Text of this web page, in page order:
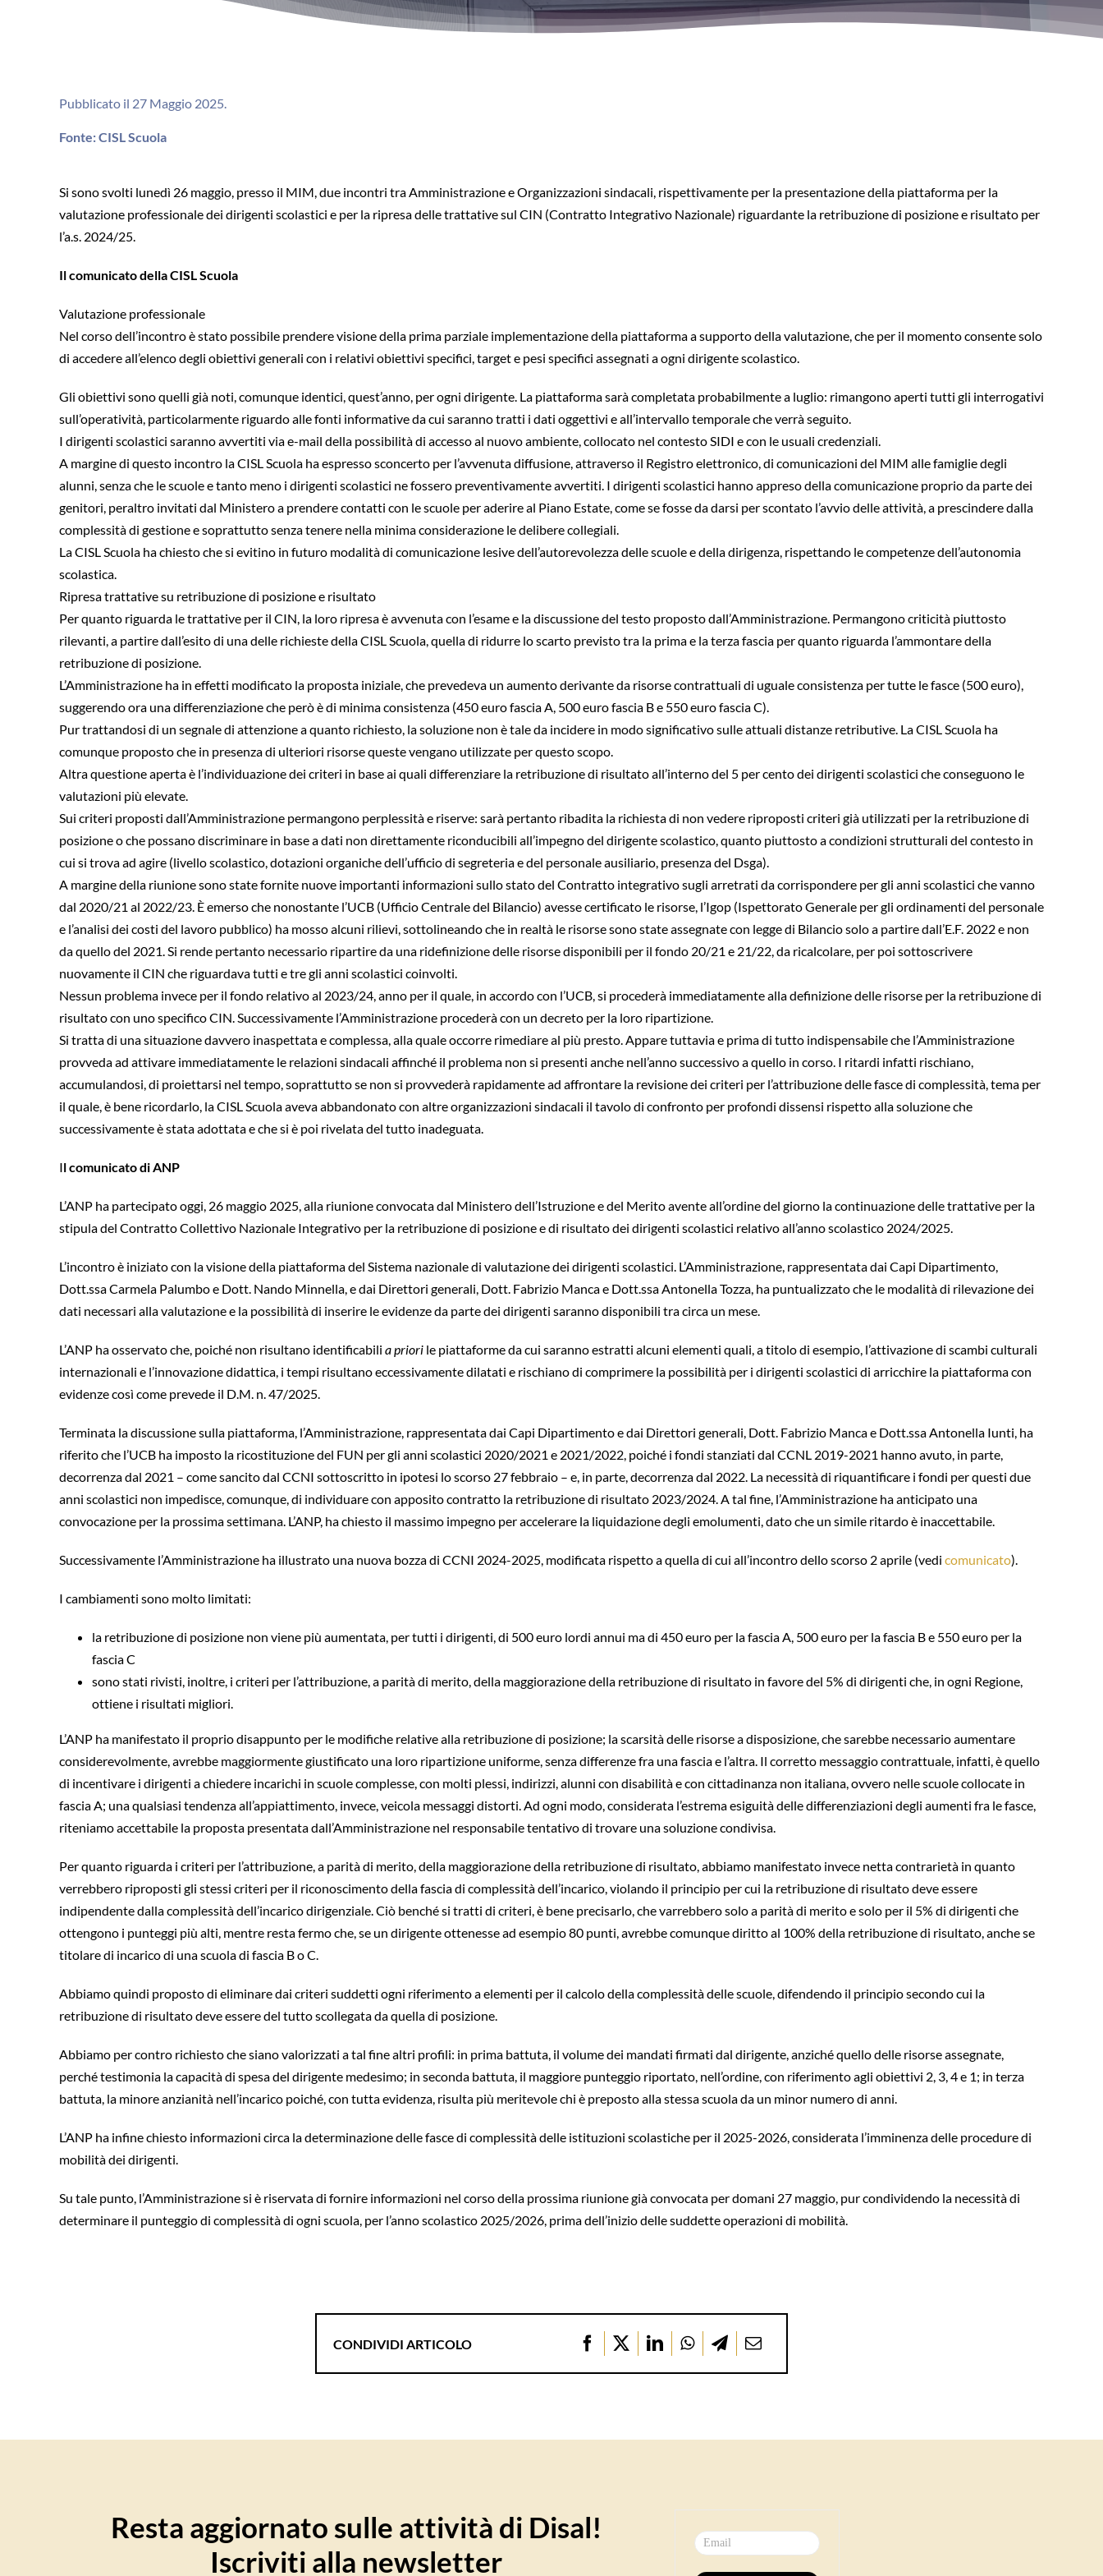
Pubblicato il 27 Maggio 2025.
Fonte: CISL Scuola
Si sono svolti lunedì 26 maggio, presso il MIM, due incontri tra Amministrazione e Organizzazioni sindacali, rispettivamente per la presentazione della piattaforma per la
valutazione professionale dei dirigenti scolastici e per la ripresa delle trattative sul CIN (Contratto Integrativo Nazionale) riguardante la retribuzione di posizione e risultato per
l’a.s. 2024/25.
Il comunicato della CISL Scuola
Valutazione professionale
Nel corso dell’incontro è stato possibile prendere visione della prima parziale implementazione della piattaforma a supporto della valutazione, che per il momento consente solo
di accedere all’elenco degli obiettivi generali con i relativi obiettivi specifici, target e pesi specifici assegnati a ogni dirigente scolastico.
Gli obiettivi sono quelli già noti, comunque identici, quest’anno, per ogni dirigente. La piattaforma sarà completata probabilmente a luglio: rimangono aperti tutti gli interrogativi
sull’operatività, particolarmente riguardo alle fonti informative da cui saranno tratti i dati oggettivi e all’intervallo temporale che verrà seguito.
I dirigenti scolastici saranno avvertiti via e-mail della possibilità di accesso al nuovo ambiente, collocato nel contesto SIDI e con le usuali credenziali.
A margine di questo incontro la CISL Scuola ha espresso sconcerto per l’avvenuta diffusione, attraverso il Registro elettronico, di comunicazioni del MIM alle famiglie degli
alunni, senza che le scuole e tanto meno i dirigenti scolastici ne fossero preventivamente avvertiti. I dirigenti scolastici hanno appreso della comunicazione proprio da parte dei
genitori, peraltro invitati dal Ministero a prendere contatti con le scuole per aderire al Piano Estate, come se fosse da darsi per scontato l’avvio delle attività, a prescindere dalla
complessità di gestione e soprattutto senza tenere nella minima considerazione le delibere collegiali.
La CISL Scuola ha chiesto che si evitino in futuro modalità di comunicazione lesive dell’autorevolezza delle scuole e della dirigenza, rispettando le competenze dell’autonomia
scolastica.
Ripresa trattative su retribuzione di posizione e risultato
Per quanto riguarda le trattative per il CIN, la loro ripresa è avvenuta con l’esame e la discussione del testo proposto dall’Amministrazione. Permangono criticità piuttosto
rilevanti, a partire dall’esito di una delle richieste della CISL Scuola, quella di ridurre lo scarto previsto tra la prima e la terza fascia per quanto riguarda l’ammontare della
retribuzione di posizione.
L’Amministrazione ha in effetti modificato la proposta iniziale, che prevedeva un aumento derivante da risorse contrattuali di uguale consistenza per tutte le fasce (500 euro),
suggerendo ora una differenziazione che però è di minima consistenza (450 euro fascia A, 500 euro fascia B e 550 euro fascia C).
Pur trattandosi di un segnale di attenzione a quanto richiesto, la soluzione non è tale da incidere in modo significativo sulle attuali distanze retributive. La CISL Scuola ha
comunque proposto che in presenza di ulteriori risorse queste vengano utilizzate per questo scopo.
Altra questione aperta è l’individuazione dei criteri in base ai quali differenziare la retribuzione di risultato all’interno del 5 per cento dei dirigenti scolastici che conseguono le
valutazioni più elevate.
Sui criteri proposti dall’Amministrazione permangono perplessità e riserve: sarà pertanto ribadita la richiesta di non vedere riproposti criteri già utilizzati per la retribuzione di
posizione o che possano discriminare in base a dati non direttamente riconducibili all’impegno del dirigente scolastico, quanto piuttosto a condizioni strutturali del contesto in
cui si trova ad agire (livello scolastico, dotazioni organiche dell’ufficio di segreteria e del personale ausiliario, presenza del Dsga).
A margine della riunione sono state fornite nuove importanti informazioni sullo stato del Contratto integrativo sugli arretrati da corrispondere per gli anni scolastici che vanno
dal 2020/21 al 2022/23. È emerso che nonostante l’UCB (Ufficio Centrale del Bilancio) avesse certificato le risorse, l’Igop (Ispettorato Generale per gli ordinamenti del personale
e l’analisi dei costi del lavoro pubblico) ha mosso alcuni rilievi, sottolineando che in realtà le risorse sono state assegnate con legge di Bilancio solo a partire dall’E.F. 2022 e non
da quello del 2021. Si rende pertanto necessario ripartire da una ridefinizione delle risorse disponibili per il fondo 20/21 e 21/22, da ricalcolare, per poi sottoscrivere
nuovamente il CIN che riguardava tutti e tre gli anni scolastici coinvolti.
Nessun problema invece per il fondo relativo al 2023/24, anno per il quale, in accordo con l’UCB, si procederà immediatamente alla definizione delle risorse per la retribuzione di
risultato con uno specifico CIN. Successivamente l’Amministrazione procederà con un decreto per la loro ripartizione.
Si tratta di una situazione davvero inaspettata e complessa, alla quale occorre rimediare al più presto. Appare tuttavia e prima di tutto indispensabile che l’Amministrazione
provveda ad attivare immediatamente le relazioni sindacali affinché il problema non si presenti anche nell’anno successivo a quello in corso. I ritardi infatti rischiano,
accumulandosi, di proiettarsi nel tempo, soprattutto se non si provvederà rapidamente ad affrontare la revisione dei criteri per l’attribuzione delle fasce di complessità, tema per
il quale, è bene ricordarlo, la CISL Scuola aveva abbandonato con altre organizzazioni sindacali il tavolo di confronto per profondi dissensi rispetto alla soluzione che
successivamente è stata adottata e che si è poi rivelata del tutto inadeguata.
Il comunicato di ANP
L’ANP ha partecipato oggi, 26 maggio 2025, alla riunione convocata dal Ministero dell’Istruzione e del Merito avente all’ordine del giorno la continuazione delle trattative per la
stipula del Contratto Collettivo Nazionale Integrativo per la retribuzione di posizione e di risultato dei dirigenti scolastici relativo all’anno scolastico 2024/2025.
L’incontro è iniziato con la visione della piattaforma del Sistema nazionale di valutazione dei dirigenti scolastici. L’Amministrazione, rappresentata dai Capi Dipartimento,
Dott.ssa Carmela Palumbo e Dott. Nando Minnella, e dai Direttori generali, Dott. Fabrizio Manca e Dott.ssa Antonella Tozza, ha puntualizzato che le modalità di rilevazione dei
dati necessari alla valutazione e la possibilità di inserire le evidenze da parte dei dirigenti saranno disponibili tra circa un mese.
L’ANP ha osservato che, poiché non risultano identificabili a priorile piattaforme da cui saranno estratti alcuni elementi quali, a titolo di esempio, l’attivazione di scambi culturali
internazionali e l’innovazione didattica, i tempi risultano eccessivamente dilatati e rischiano di comprimere la possibilità per i dirigenti scolastici di arricchire la piattaforma con
evidenze così come prevede il D.M. n. 47/2025.
Terminata la discussione sulla piattaforma, l’Amministrazione, rappresentata dai Capi Dipartimento e dai Direttori generali, Dott. Fabrizio Manca e Dott.ssa Antonella Iunti, ha
riferito che l’UCB ha imposto la ricostituzione del FUN per gli anni scolastici 2020/2021 e 2021/2022, poiché i fondi stanziati dal CCNL 2019-2021 hanno avuto, in parte,
decorrenza dal 2021 – come sancito dal CCNI sottoscritto in ipotesi lo scorso 27 febbraio – e, in parte, decorrenza dal 2022. La necessità di riquantificare i fondi per questi due
anni scolastici non impedisce, comunque, di individuare con apposito contratto la retribuzione di risultato 2023/2024. A tal fine, l’Amministrazione ha anticipato una
convocazione per la prossima settimana. L’ANP, ha chiesto il massimo impegno per accelerare la liquidazione degli emolumenti, dato che un simile ritardo è inaccettabile.
Successivamente l’Amministrazione ha illustrato una nuova bozza di CCNI 2024-2025, modificata rispetto a quella di cui all’incontro dello scorso 2 aprile (vedi comunicato).
I cambiamenti sono molto limitati:
la retribuzione di posizione non viene più aumentata, per tutti i dirigenti, di 500 euro lordi annui ma di 450 euro per la fascia A, 500 euro per la fascia B e 550 euro per la
fascia C
sono stati rivisti, inoltre, i criteri per l’attribuzione, a parità di merito, della maggiorazione della retribuzione di risultato in favore del 5% di dirigenti che, in ogni Regione,
ottiene i risultati migliori.
L’ANP ha manifestato il proprio disappunto per le modifiche relative alla retribuzione di posizione; la scarsità delle risorse a disposizione, che sarebbe necessario aumentare
considerevolmente, avrebbe maggiormente giustificato una loro ripartizione uniforme, senza differenze fra una fascia e l’altra. Il corretto messaggio contrattuale, infatti, è quello
di incentivare i dirigenti a chiedere incarichi in scuole complesse, con molti plessi, indirizzi, alunni con disabilità e con cittadinanza non italiana, ovvero nelle scuole collocate in
fascia A; una qualsiasi tendenza all’appiattimento, invece, veicola messaggi distorti. Ad ogni modo, considerata l’estrema esiguità delle differenziazioni degli aumenti fra le fasce,
riteniamo accettabile la proposta presentata dall’Amministrazione nel responsabile tentativo di trovare una soluzione condivisa.
Per quanto riguarda i criteri per l’attribuzione, a parità di merito, della maggiorazione della retribuzione di risultato, abbiamo manifestato invece netta contrarietà in quanto
verrebbero riproposti gli stessi criteri per il riconoscimento della fascia di complessità dell’incarico, violando il principio per cui la retribuzione di risultato deve essere
indipendente dalla complessità dell’incarico dirigenziale. Ciò benché si tratti di criteri, è bene precisarlo, che varrebbero solo a parità di merito e solo per il 5% di dirigenti che
ottengono i punteggi più alti, mentre resta fermo che, se un dirigente ottenesse ad esempio 80 punti, avrebbe comunque diritto al 100% della retribuzione di risultato, anche se
titolare di incarico di una scuola di fascia B o C.
Abbiamo quindi proposto di eliminare dai criteri suddetti ogni riferimento a elementi per il calcolo della complessità delle scuole, difendendo il principio secondo cui la
retribuzione di risultato deve essere del tutto scollegata da quella di posizione.
Abbiamo per contro richiesto che siano valorizzati a tal fine altri profili: in prima battuta, il volume dei mandati firmati dal dirigente, anziché quello delle risorse assegnate,
perché testimonia la capacità di spesa del dirigente medesimo; in seconda battuta, il maggiore punteggio riportato, nell’ordine, con riferimento agli obiettivi 2, 3, 4 e 1; in terza
battuta, la minore anzianità nell’incarico poiché, con tutta evidenza, risulta più meritevole chi è preposto alla stessa scuola da un minor numero di anni.
L’ANP ha infine chiesto informazioni circa la determinazione delle fasce di complessità delle istituzioni scolastiche per il 2025-2026, considerata l’imminenza delle procedure di
mobilità dei dirigenti.
Su tale punto, l’Amministrazione si è riservata di fornire informazioni nel corso della prossima riunione già convocata per domani 27 maggio, pur condividendo la necessità di
determinare il punteggio di complessità di ogni scuola, per l’anno scolastico 2025/2026, prima dell’inizio delle suddette operazioni di mobilità.
CONDIVIDI ARTICOLO
Resta aggiornato sulle attività di Disal!
Iscriviti alla newsletter